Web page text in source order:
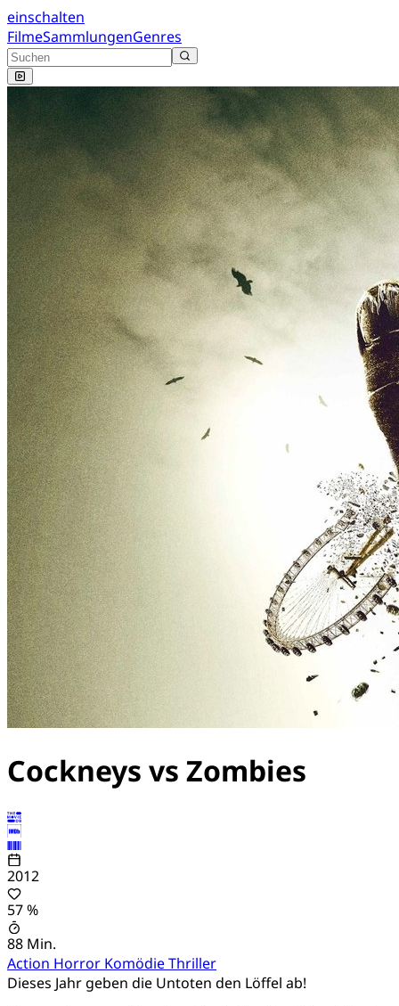
einschalten
FilmeSammlungenGenres
Cockneys vs Zombies
2012
57 %
88 Min.
Action Horror KomödieThriller
Dieses Jahr geben die Untoten den Löffel ab!